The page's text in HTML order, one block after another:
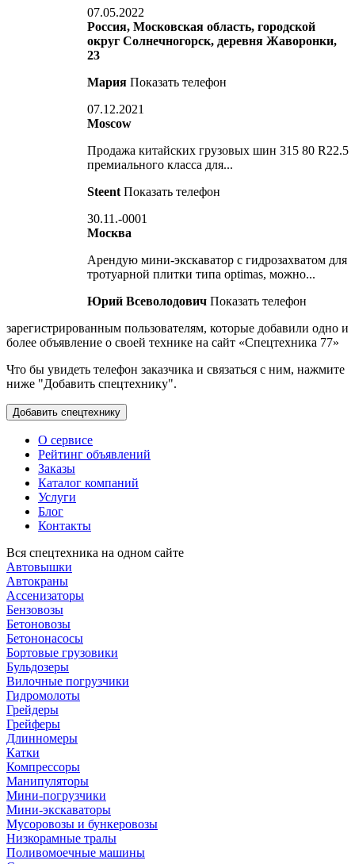
07.05.2022
Россия, Московская область, городской
округ Солнечногорск, деревня Жаворонки,
23
Мария Показать телефон
07.12.2021
Moscow
Продажа китайских грузовых шин 315 80 R22.5
премиального класса для...
Steent Показать телефон
30.11.-0001
Москва
Арендую мини-экскаватор с гидрозахватом для
тротуарной плитки типа optimas, можно...
Юрий Всеволодович Показать телефон
зарегистрированным пользователям, которые добавили одно и
более объявление о своей технике на сайт «Спецтехника 77»
Что бы увидеть телефон заказчика и связаться с ним, нажмите
ниже "Добавить спецтехнику".
О сервисе
Рейтинг объявлений
Заказы
Каталог компаний
Услуги
Блог
Контакты
Вся спецтехника на одном сайте
Автовышки
Автокраны
Ассенизаторы
Бензовозы
Бетоновозы
Бетононасосы
Бортовые грузовики
Бульдозеры
Вилочные погрузчики
Гидромолоты
Грейдеры
Грейферы
Длинномеры
Катки
Компрессоры
Манипуляторы
Мини-погрузчики
Мини-экскаваторы
Мусоровозы и бункеровозы
Низкорамные тралы
Поливомоечные машины